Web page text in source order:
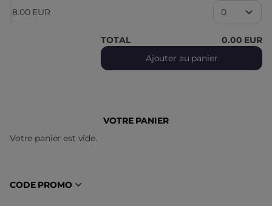
8.00 EUR
TOTAL 0.00 EUR
Ajouter au panier
VOTRE PANIER
Votre panier est vide.
CODE PROMO